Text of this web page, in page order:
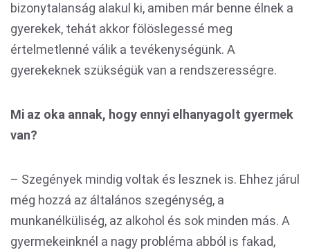
bizonytalanság alakul ki, amiben már benne élnek a
gyerekek, tehát akkor fölöslegessé meg
értelmetlenné válik a tevékenységünk. A
gyerekeknek szükségük van a rendszerességre.
Mi az oka annak, hogy ennyi elhanyagolt gyermek
van?
– Szegények mindig voltak és lesznek is. Ehhez járul
még hozzá az általános szegénység, a
munkanélküliség, az alkohol és sok minden más. A
gyermekeinknél a nagy probléma abból is fakad,